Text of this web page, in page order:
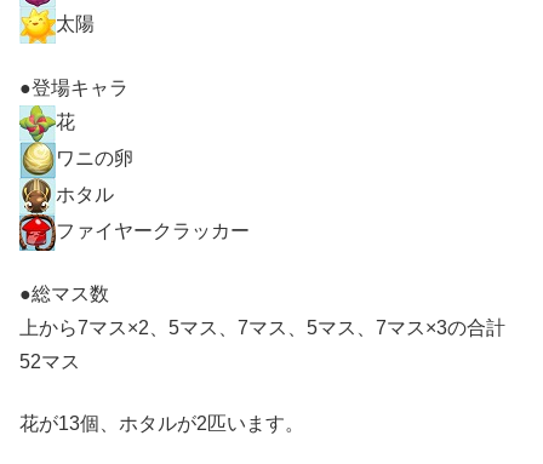
太陽
●登場キャラ
花
ワニの卵
ホタル
ファイヤークラッカー
●総マス数
上から7マス×2、5マス、7マス、5マス、7マス×3の合計
52マス
花が13個、ホタルが2匹います。